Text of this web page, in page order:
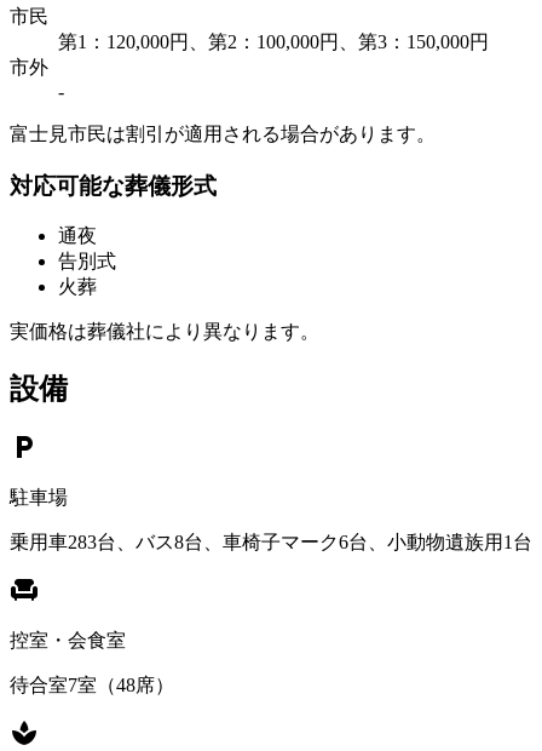
市民
第1：120,000円、第2：100,000円、第3：150,000円
市外
-
富士見市民は割引が適用される場合があります。
対応可能な葬儀形式
通夜
告別式
火葬
実価格は葬儀社により異なります。
設備
local_parking
駐車場
乗用車283台、バス8台、車椅子マーク6台、小動物遺族用1台
chair
控室・会食室
待合室7室（48席）
spa